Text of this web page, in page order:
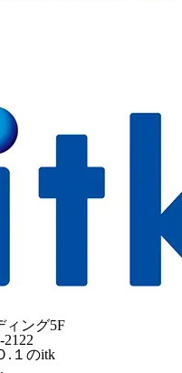
ィング5F
.１のitk